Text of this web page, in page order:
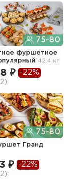
75-80
фуршетное
42.4 кг
₽ -22%
75-80
Гранд
₽ -22%